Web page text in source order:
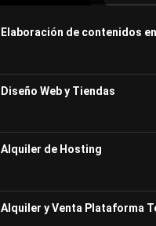
Elaboración de contenidos
Diseño Web y Tiendas
Alquiler de Hosting
Alquiler y Venta Plataforma